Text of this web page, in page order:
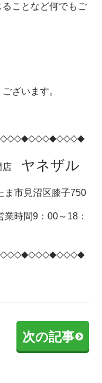
ことなど何でもご
ざいます。
店 ヤネザル
市見沼区膝子750
時間9：00～18：
次の記事